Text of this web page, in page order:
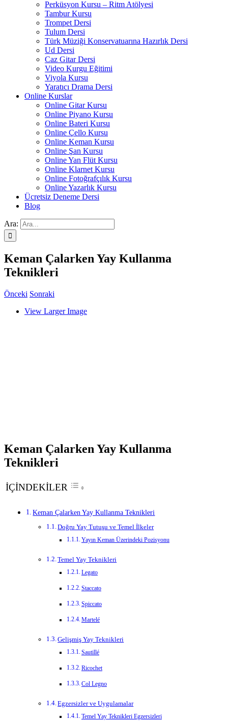
Perküsyon Kursu – Ritm Atölyesi
Tambur Kursu
Trompet Dersi
Tulum Dersi
Türk Müziği Konservatuarına Hazırlık Dersi
Ud Dersi
Caz Gitar Dersi
Video Kurgu Eğitimi
Viyola Kursu
Yaratıcı Drama Dersi
Online Kurslar
Online Gitar Kursu
Online Piyano Kursu
Online Bateri Kursu
Online Çello Kursu
Online Keman Kursu
Online Şan Kursu
Online Yan Flüt Kursu
Online Klarnet Kursu
Online Fotoğrafçılık Kursu
Online Yazarlık Kursu
Ücretsiz Deneme Dersi
Blog
Ara:
Keman Çalarken Yay Kullanma
Teknikleri
Önceki Sonraki
View Larger Image
Keman Çalarken Yay Kullanma
Teknikleri
İÇİNDEKİLER
Keman Çalarken Yay Kullanma Teknikleri
Doğru Yay Tutuşu ve Temel İlkeler
Yayın Keman Üzerindeki Pozisyonu
Temel Yay Teknikleri
Legato
Staccato
Spiccato
Martelé
Gelişmiş Yay Teknikleri
Sautillé
Ricochet
Col Legno
Egzersizler ve Uygulamalar
Temel Yay Teknikleri Egzersizleri